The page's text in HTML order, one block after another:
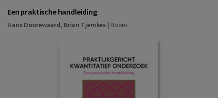
Een praktische handleiding
Hans Doorewaard, Brian Tjemkes | Boom